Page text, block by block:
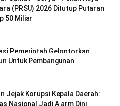
(PRSU) 2026 Ditutup Putaran
50 Miliar
Pemerintah Gelontorkan
Untuk Pembangunan
Jejak Korupsi Kepala Daerah:
Nasional Jadi Alarm Dini